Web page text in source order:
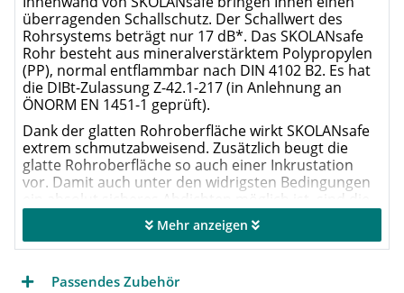
überragenden Schallschutz. Der Schallwert des
Rohrsystems beträgt nur 17 dB*. Das SKOLANsafe
Rohr besteht aus mineralverstärktem Polypropylen
(PP), normal entflammbar nach DIN 4102 B2. Es hat
die DIBt-Zulassung Z-42.1-217 (in Anlehnung an
ÖNORM EN 1451-1 geprüft).
Dank der glatten Rohroberfläche wirkt SKOLANsafe
extrem schmutzabweisend. Zusätzlich beugt die
glatte Rohroberfläche so auch einer Inkrustation
vor. Damit auch unter den widrigsten Bedingungen
ein absolut sicheres Abdichten möglich ist, sind die
SKOLANsafe Rohre mit einer leistungsstarken 3-fach-
Lippendichtung ausgestattet. Diese macht das
Verarbeiten zusätzlich noch so schnell wie noch nie.
frei von Halogenen und Schwermetallen. Natürlich
Mehr anzeigen
Passendes Zubehör